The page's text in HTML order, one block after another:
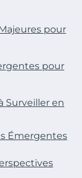
pour
pour
Surveiller en
Émergentes